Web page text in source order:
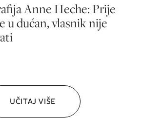
Anne Heche: Prije
u dućan, vlasnik nije
UČITAJ VIŠE